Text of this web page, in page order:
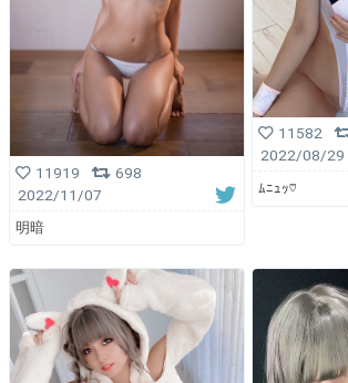
11919
698
2022/11/07
明暗
11582
2022/08/29
ﾑﾆｭｯ♡